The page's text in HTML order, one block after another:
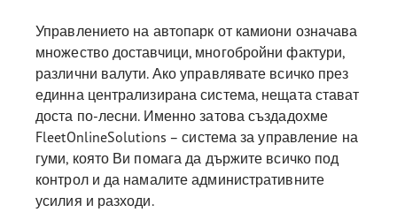
Управлението на автопарк от камиони означава
множество доставчици, многобройни фактури,
различни валути. Ако управлявате всичко през
единна централизирана система, нещата стават
доста по-лесни. Именно затова създадохме
FleetOnlineSolutions – система за управление на
гуми, която Ви помага да държите всичко под
контрол и да намалите административните
усилия и разходи.